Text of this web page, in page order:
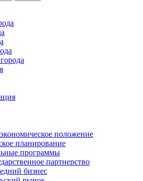
положение
планирование
программы
партнерство
бизнес